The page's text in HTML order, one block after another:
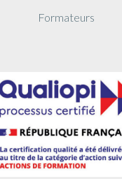
Formateurs